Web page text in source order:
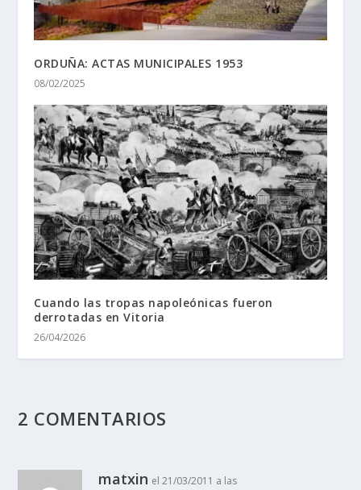
ORDUÑA: ACTAS MUNICIPALES 1953
08/02/2025
Cuando las tropas napoleónicas fueron
derrotadas en Vitoria
26/04/2026
2 COMENTARIOS
matxin el 21/03/2011 a las